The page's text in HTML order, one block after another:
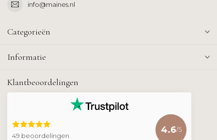
info@maines.nl
Categorieën
Informatie
Klantbeoordelingen
49 beoordelingen
4.6/5